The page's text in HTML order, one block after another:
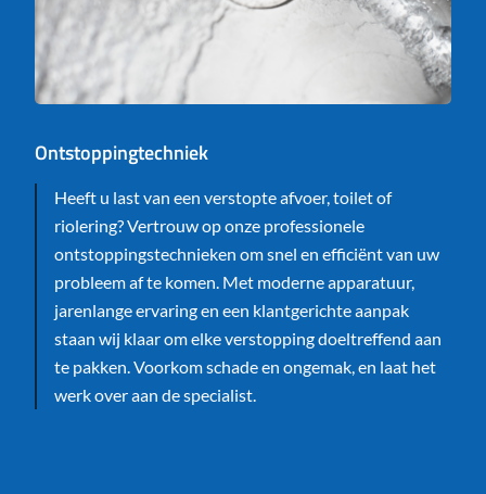
Ontstoppingtechniek
Heeft u last van een verstopte afvoer, toilet of
riolering? Vertrouw op onze professionele
ontstoppingstechnieken om snel en efficiënt van uw
probleem af te komen. Met moderne apparatuur,
jarenlange ervaring en een klantgerichte aanpak
staan wij klaar om elke verstopping doeltreffend aan
te pakken. Voorkom schade en ongemak, en laat het
werk over aan de specialist.